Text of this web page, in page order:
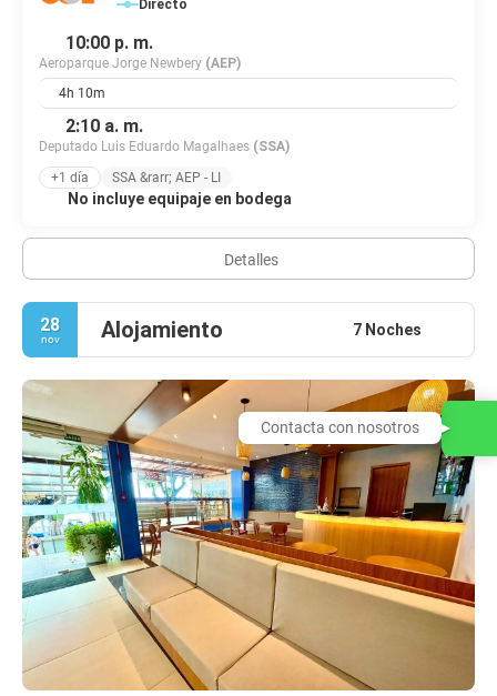
Directo
10:00 p. m.
Aeroparque Jorge Newbery (AEP)
4h 10m
2:10 a. m.
Deputado Luis Eduardo Magalhaes (SSA)
+1 día
SSA &rarr; AEP - LI
No incluye equipaje en bodega
Detalles
28
nov Alojamiento 7 Noches
Contacta con nosotros